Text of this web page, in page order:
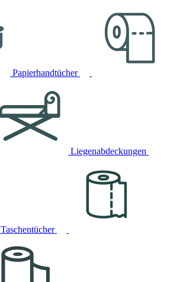
Papierhandtücher
Liegenabdeckungen
Taschentücher